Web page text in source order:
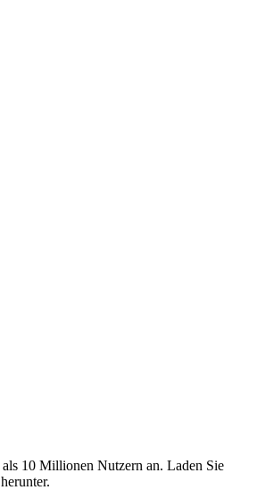
10 Millionen Nutzern an. Laden Sie